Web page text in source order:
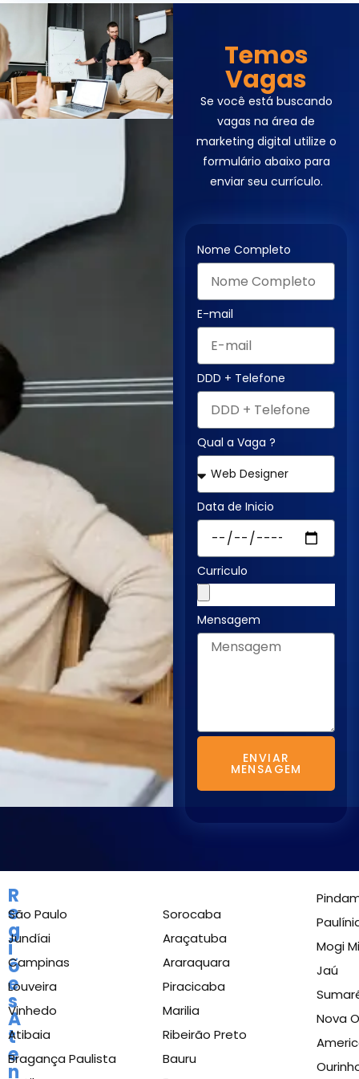
Temos
Vagas
Se você está buscando
vagas na área de
marketing digital utilize o
formulário abaixo para
enviar seu currículo.
Nome Completo
E-mail
DDD + Telefone
Qual a Vaga ?
Data de Inicio
Curriculo
Mensagem
ENVIAR
MENSAGEM
R
e
g
i
õ
e
s
A
t
e
n
São Paulo
Jundíai
Campinas
Louveira
Vinhedo
Atibaia
Bragança Paulista
Sorocaba
Araçatuba
Araraquara
Piracicaba
Marilia
Ribeirão Preto
Bauru
Mogi
Jaú
Nova